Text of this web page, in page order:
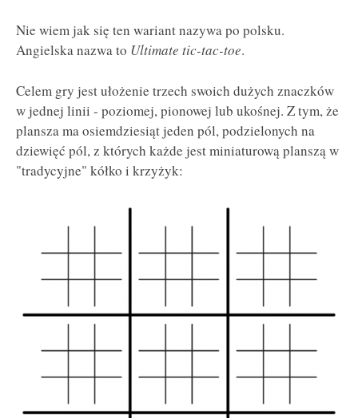
Nie wiem jak się ten wariant nazywa po polsku.
Angielska nazwa to Ultimate tic-tac-toe.
Celem gry jest ułożenie trzech swoich dużych znaczków
w jednej linii - poziomej, pionowej lub ukośnej. Z tym, że
plansza ma osiemdziesiąt jeden pól, podzielonych na
dziewięć pól, z których każde jest miniaturową planszą w
"tradycyjne" kółko i krzyżyk: